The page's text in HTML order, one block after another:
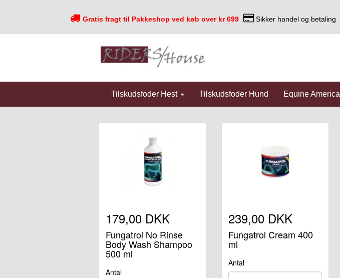
Gratis fragt til Pakkeshop ved køb over kr 699 Sikker handel og betaling
Tilskudsfoder Hest Tilskudsfoder Hund Equine America
179,00 DKK
Fungatrol No Rinse
Body Wash Shampoo
500 ml
Antal
239,00 DKK
Fungatrol Cream 400
ml
Antal